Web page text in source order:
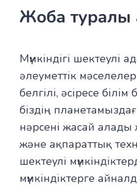
Жоба туралы
Мүмкіндігі шектеулі
әлеуметтік
белгілі, әсіресе
біздің
нәрсені жасай
және ақпараттық
шектеулі
мүмкіндіктерге